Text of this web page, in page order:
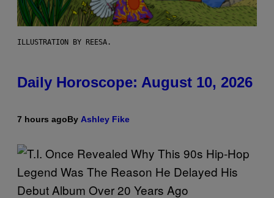
ILLUSTRATION BY REESA.
Daily Horoscope: August 10, 2026
7 hours agoBy Ashley Fike